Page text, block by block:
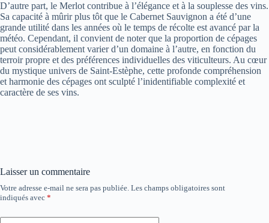
D’autre part, le Merlot contribue à l’élégance et à la souplesse des vins.
Sa capacité à mûrir plus tôt que le Cabernet Sauvignon a été d’une
grande utilité dans les années où le temps de récolte est avancé par la
météo. Cependant, il convient de noter que la proportion de cépages
peut considérablement varier d’un domaine à l’autre, en fonction du
terroir propre et des préférences individuelles des viticulteurs. Au cœur
du mystique univers de Saint-Estèphe, cette profonde compréhension
et harmonie des cépages ont sculpté l’inidentifiable complexité et
caractère de ses vins.
Laisser un commentaire
Votre adresse e-mail ne sera pas publiée. Les champs obligatoires sont
indiqués avec *